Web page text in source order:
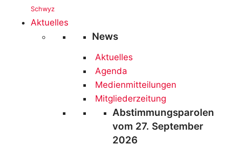
Schwyz
Aktuelles
News
Aktuelles
Agenda
Medienmitteilungen
Mitgliederzeitung
Abstimmungsparolen
vom 27. September
2026